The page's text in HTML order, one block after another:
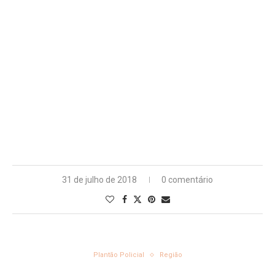
31 de julho de 2018 0 comentário
Plantão Policial Região